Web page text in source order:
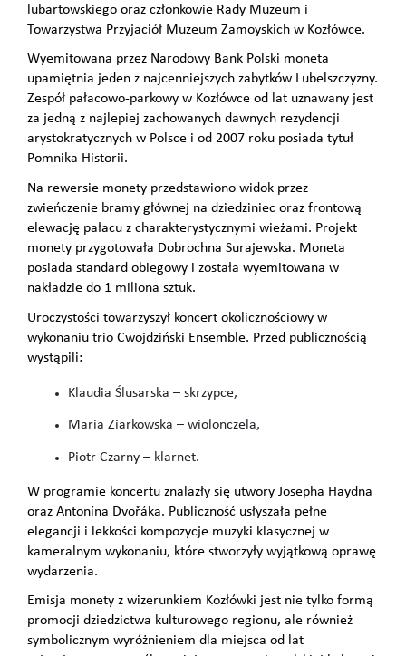
lubartowskiego oraz członkowie Rady Muzeum i
Towarzystwa Przyjaciół Muzeum Zamoyskich w Kozłówce.
Wyemitowana przez Narodowy Bank Polski moneta
upamiętnia jeden z najcenniejszych zabytków Lubelszczyzny.
Zespół pałacowo-parkowy w Kozłówce od lat uznawany jest
za jedną z najlepiej zachowanych dawnych rezydencji
arystokratycznych w Polsce i od 2007 roku posiada tytuł
Pomnika Historii.
Na rewersie monety przedstawiono widok przez
zwieńczenie bramy głównej na dziedziniec oraz frontową
elewację pałacu z charakterystycznymi wieżami. Projekt
monety przygotowała Dobrochna Surajewska. Moneta
posiada standard obiegowy i została wyemitowana w
nakładzie do 1 miliona sztuk.
Uroczystości towarzyszył koncert okolicznościowy w
wykonaniu trio Cwojdziński Ensemble. Przed publicznością
wystąpili:
Klaudia Ślusarska – skrzypce,
Maria Ziarkowska – wiolonczela,
Piotr Czarny – klarnet.
W programie koncertu znalazły się utwory Josepha Haydna
oraz Antonína Dvořáka. Publiczność usłyszała pełne
elegancji i lekkości kompozycje muzyki klasycznej w
kameralnym wykonaniu, które stworzyły wyjątkową oprawę
wydarzenia.
Emisja monety z wizerunkiem Kozłówki jest nie tylko formą
promocji dziedzictwa kulturowego regionu, ale również
symbolicznym wyróżnieniem dla miejsca od lat